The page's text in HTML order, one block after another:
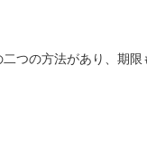
つの方法があり、期限